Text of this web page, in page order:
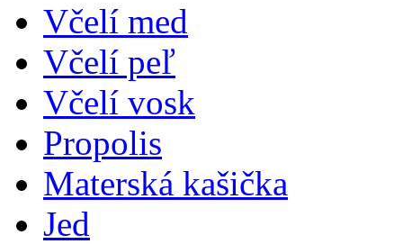
Včelí med
Včelí peľ
Včelí vosk
Propolis
Materská kašička
Jed